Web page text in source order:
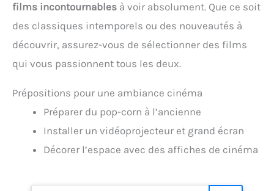
films incontournables à voir absolument. Que ce soit
des classiques intemporels ou des nouveautés à
découvrir, assurez-vous de sélectionner des films
qui vous passionnent tous les deux.
Prépositions pour une ambiance cinéma
Préparer du pop-corn à l’ancienne
Installer un vidéoprojecteur et grand écran
Décorer l’espace avec des affiches de cinéma